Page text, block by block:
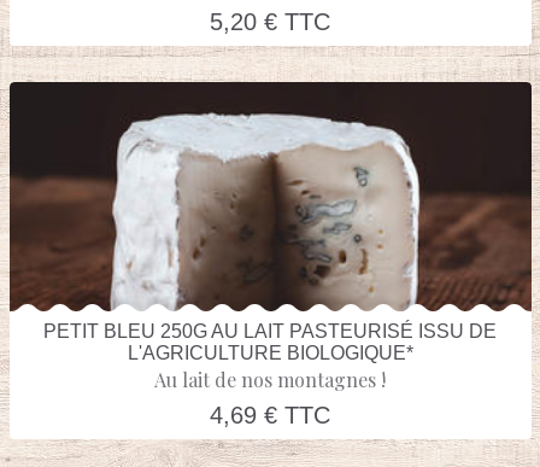
5,20 € TTC
PETIT BLEU 250G AU LAIT PASTEURISÉ ISSU DE
L'AGRICULTURE BIOLOGIQUE*
Au lait de nos montagnes !
4,69 € TTC